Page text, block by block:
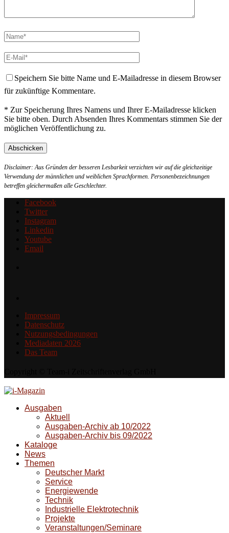
Speichern Sie bitte Name und E-Mailadresse in diesem Browser
für zukünftige Kommentare.
* Zur Speicherung Ihres Namens und Ihrer E-Mailadresse klicken
Sie bitte oben. Durch Absenden Ihres Kommentars stimmen Sie der
möglichen Veröffentlichung zu.
Disclaimer: Aus Gründen der besseren Lesbarkeit verzichten wir auf die gleichzeitige
Verwendung der männlichen und weiblichen Sprachformen. Personenbezeichnungen
betreffen gleichermaßen alle Geschlechter.
Facebook
Twitter
Instagram
Linkedin
Youtube
Email
Impressum
Datenschutz
Nutzungsbedingungen
Mediadaten 2026
Das Team
Ausgaben
Aktuell
Ausgaben-Archiv ab 10/2022
Ausgaben-Archiv bis 09/2022
Kataloge
News
Themen
Deutscher Markt
Service
Energiewende
Technik
Industrielle Elektrotechnik
Projekte
Veranstaltungen/Seminare